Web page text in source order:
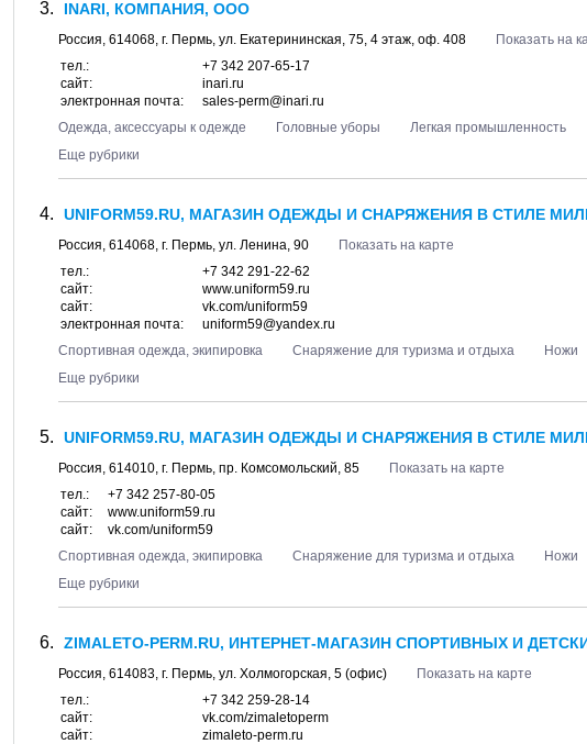
INARI, КОМПАНИЯ, ООО
Россия, 614068, г. Пермь, ул. Екатерининская, 75, 4 этаж, оф. 408
Показать на
тел.:
+7 342 207-65-17
сайт:
inari.ru
электронная почта:
sales-perm@inari.ru
Одежда, аксессуары к одежде
Головные уборы
Легкая промышленность
Еще рубрики
UNIFORM59.RU, МАГАЗИН ОДЕЖДЫ И СНАРЯЖЕНИЯ В СТИЛЕ
Россия, 614068, г. Пермь, ул. Ленина, 90
Показать на карте
тел.:
+7 342 291-22-62
сайт:
www.uniform59.ru
сайт:
vk.com/uniform59
электронная почта:
uniform59@yandex.ru
Спортивная одежда, экипировка
Снаряжение для туризма и отдыха
Ножи
Еще рубрики
UNIFORM59.RU, МАГАЗИН ОДЕЖДЫ И СНАРЯЖЕНИЯ В СТИЛЕ
Россия, 614010, г. Пермь, пр. Комсомольский, 85
Показать на карте
тел.:
+7 342 257-80-05
сайт:
www.uniform59.ru
сайт:
vk.com/uniform59
Спортивная одежда, экипировка
Снаряжение для туризма и отдыха
Ножи
Еще рубрики
ZIMALETO-PERM.RU, ИНТЕРНЕТ-МАГАЗИН СПОРТИВНЫХ И
Россия, 614083, г. Пермь, ул. Холмогорская, 5 (офис)
Показать на карте
тел.:
+7 342 259-28-14
сайт:
vk.com/zimaletoperm
сайт:
zimaleto-perm.ru